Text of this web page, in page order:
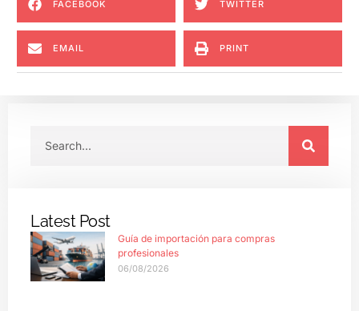
FACEBOOK TWITTER
EMAIL PRINT
Latest Post
Guía de importación para compras
profesionales
06/08/2026